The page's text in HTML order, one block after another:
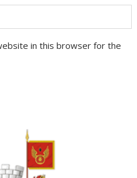
in this browser for the